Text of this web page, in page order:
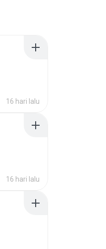
16 hari lalu
16 hari lalu